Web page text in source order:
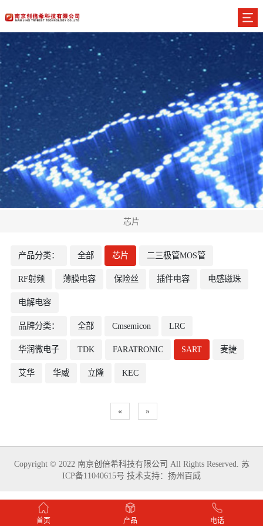
芯片
产品分类： 全部 芯片 二三极管MOS管
RF射频 薄膜电容 保险丝 插件电容 电感磁珠
电解电容
品牌分类： 全部 Cmsemicon LRC
华润微电子 TDK FARATRONIC SART 麦捷
艾华 华威 立隆 KEC
« »
Copyright © 2022 南京创倍希科技有限公司 All Rights Reserved. 苏
ICP备11040615号 技术支持： 扬州百威
首页 产品 电话